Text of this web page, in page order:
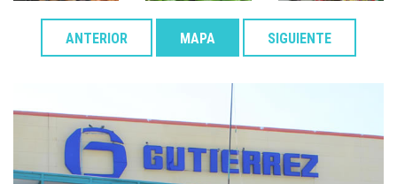
ANTERIOR MAPA SIGUIENTE